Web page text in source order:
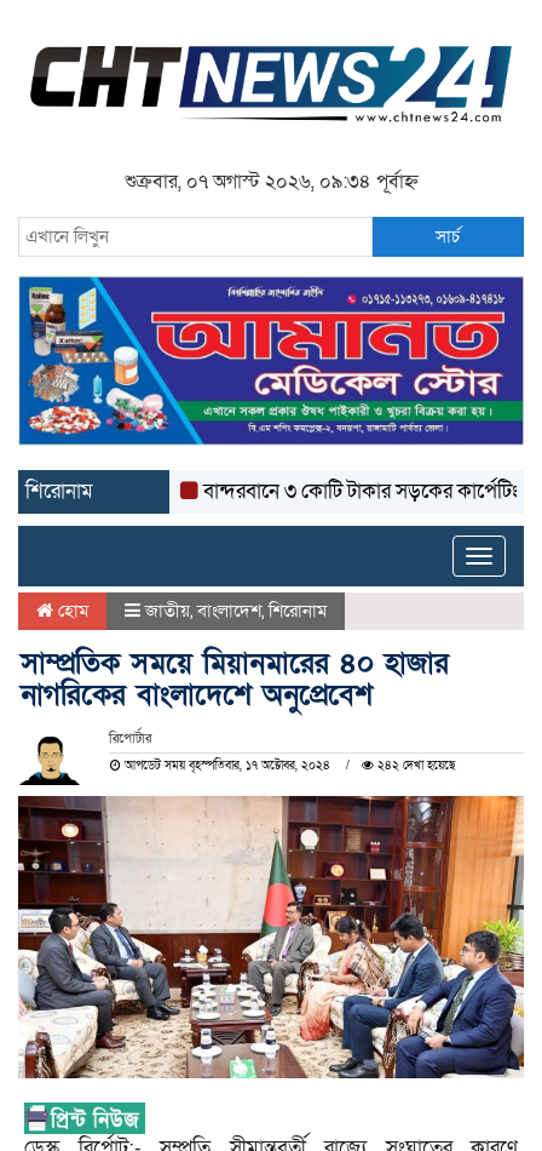
শুক্রবার, ০৭ অগাস্ট ২০২৬, ০৯:৩৪ পূর্বাহ্ন
সার্চ
শিরোনাম বান্দরবানে ৩ কোটি টাকার সড়কের কার্পেটিং উঠে
Toggle
হোম জাতীয়,বাংলাদেশ,শিরোনাম
সাম্প্রতিক সময়ে মিয়ানমারের ৪০ হাজার
নাগরিকের বাংলাদেশে অনুপ্রেবেশ
রিপোর্টার
আপডেট সময় বৃহস্পতিবার, ১৭ অক্টোবর, ২০২৪ ২৪২ দেখা হয়েছে